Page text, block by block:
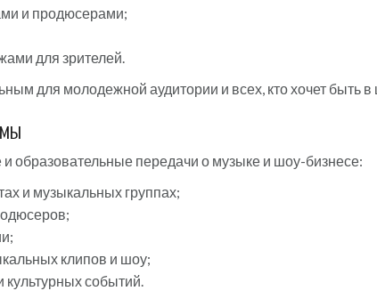
и продюсерами;
для зрителей.
для молодежной аудитории и всех, кто хочет быть
образовательные передачи о музыке и шоу-бизнесе:
и музыкальных группах;
клипов и шоу;
событий.